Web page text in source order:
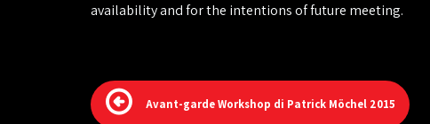
availability and for the intentions of future meeting.
Avant-garde Workshop di Patrick Möchel 2015